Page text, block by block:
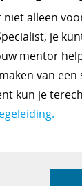
niet alleen
je
mentor
van
kun je